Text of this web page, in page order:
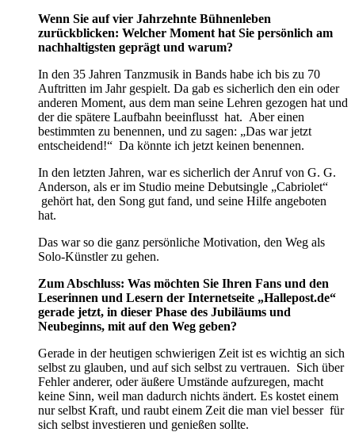
Wenn Sie auf vier Jahrzehnte Bühnenleben
zurückblicken: Welcher Moment hat Sie persönlich am
nachhaltigsten geprägt und warum?
In den 35 Jahren Tanzmusik in Bands habe ich bis zu 70
Auftritten im Jahr gespielt. Da gab es sicherlich den ein oder
anderen Moment, aus dem man seine Lehren gezogen hat und
der die spätere Laufbahn beeinflusst hat. Aber einen
bestimmten zu benennen, und zu sagen: „Das war jetzt
entscheidend!“ Da könnte ich jetzt keinen benennen.
In den letzten Jahren, war es sicherlich der Anruf von G. G.
Anderson, als er im Studio meine Debutsingle „Cabriolet“
gehört hat, den Song gut fand, und seine Hilfe angeboten
hat.
Das war so die ganz persönliche Motivation, den Weg als
Solo-Künstler zu gehen.
Zum Abschluss: Was möchten Sie Ihren Fans und den
Leserinnen und Lesern der Internetseite „Hallepost.de“
gerade jetzt, in dieser Phase des Jubiläums und
Neubeginns, mit auf den Weg geben?
Gerade in der heutigen schwierigen Zeit ist es wichtig an sich
selbst zu glauben, und auf sich selbst zu vertrauen. Sich über
Fehler anderer, oder äußere Umstände aufzuregen, macht
keine Sinn, weil man dadurch nichts ändert. Es kostet einem
nur selbst Kraft, und raubt einem Zeit die man viel besser für
sich selbst investieren und genießen sollte.